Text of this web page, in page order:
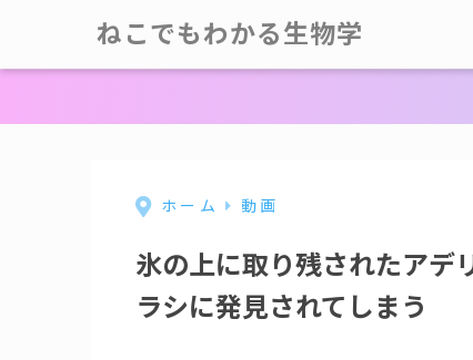
ねこでもわかる生物学
ホーム 動画
氷の上に取り残されたアデ
ラシに発見されてしまう